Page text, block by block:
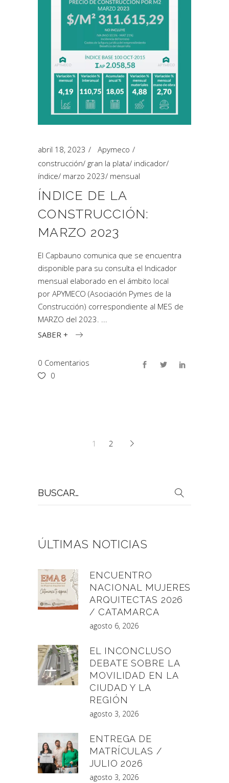
abril 18, 2023
Apymeco
construcción/ gran la plata/ indicador/
índice/ marzo 2023/ mensual
ÍNDICE DE LA
CONSTRUCCIÓN:
MARZO 2023
El Capbauno comunica que se encuentra
disponible para su consulta el Indicador
mensual elaborado en el ámbito local
por APYMECO (Asociación Pymes de la
Construcción) correspondiente al MES de
MARZO del 2023.
SABER +
0 Comentarios
0
1 2
por:
ÚLTIMAS NOTICIAS
ENCUENTRO
NACIONAL MUJERES
ARQUITECTAS 2026
/ CATAMARCA
agosto 6, 2026
EL INCONCLUSO
DEBATE SOBRE LA
MOVILIDAD EN LA
CIUDAD Y LA
REGIÓN
agosto 3, 2026
ENTREGA DE
MATRÍCULAS /
JULIO 2026
agosto 3, 2026